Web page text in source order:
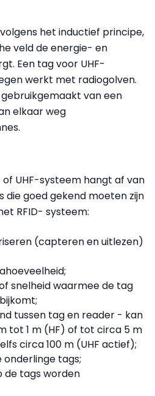
het inductief principe,
veld de energie- en
Een tag voor UHF-
werkt met radiogolven.
van een
elkaar weg
of UHF-systeem hangt af van
goed gekend moeten zijn
RFID- systeem:
(capteren en uitlezen)
snelheid waarmee de tag
tussen tag en reader - kan
tot 1 m (HF) of tot circa 5 m
circa 100 m (UHF actief);
tags;
de tags worden